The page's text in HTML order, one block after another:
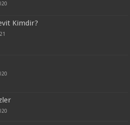
Kimdir?